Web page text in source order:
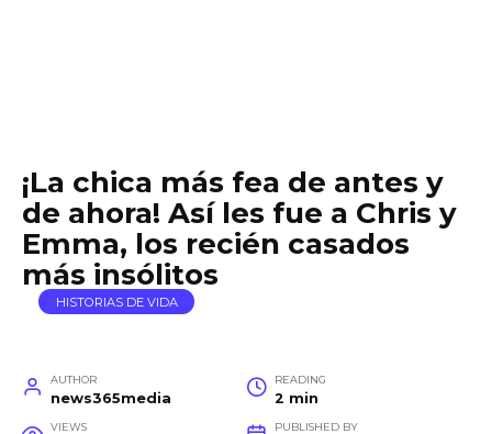
¡La chica más fea de antes y
de ahora! Así les fue a Chris y
Emma, ​​los recién casados ​​
más insólitos
HISTORIAS DE VIDA
AUTHOR
news365media
READING
2 min
VIEWS PUBLISHED BY